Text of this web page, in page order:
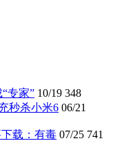
专家” 10/19 348
秒杀小米6 06/21
下载：有毒 07/25 741